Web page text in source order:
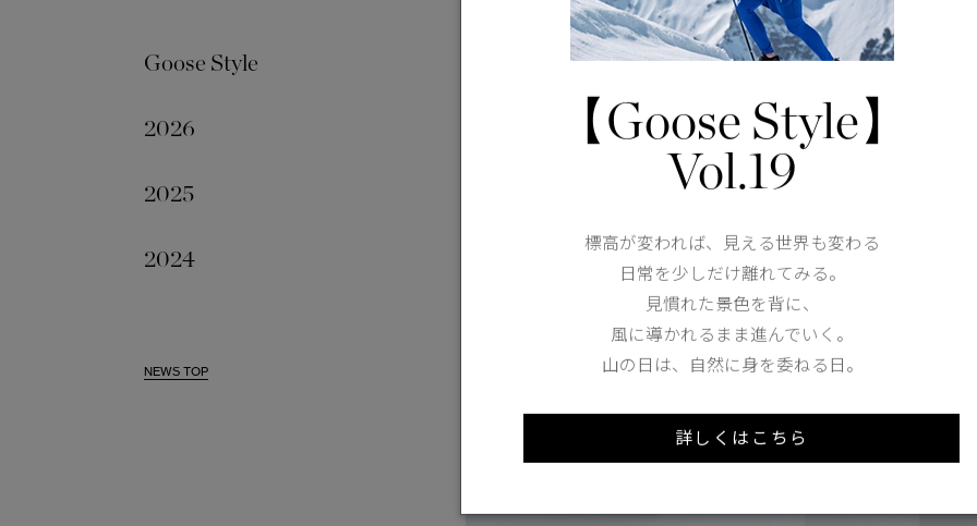
CANADA GOOSE × Paola Pivi ×
Goose Style
2026
2025
2024
NEWS TOP
【Goose Style】
Vol.19
標高が変われば、見える世界も変わる
日常を少しだけ離れてみる。
見慣れた景色を背に、
風に導かれるまま進んでいく。
山の日は、自然に身を委ねる日。
詳しくはこちら